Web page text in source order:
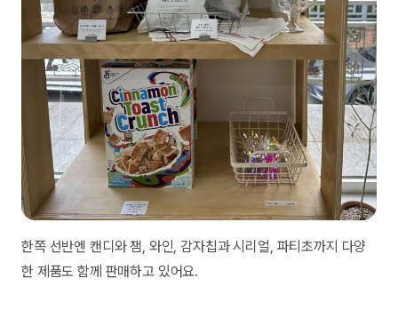
한쪽 선반엔 캔디와 잼, 와인, 감자칩과 시리얼, 파티초까지 다양
한 제품도 함께 판매하고 있어요.